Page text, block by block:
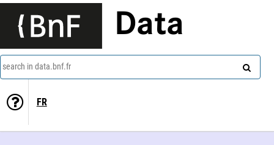
Data
search in data.bnf.fr
FR